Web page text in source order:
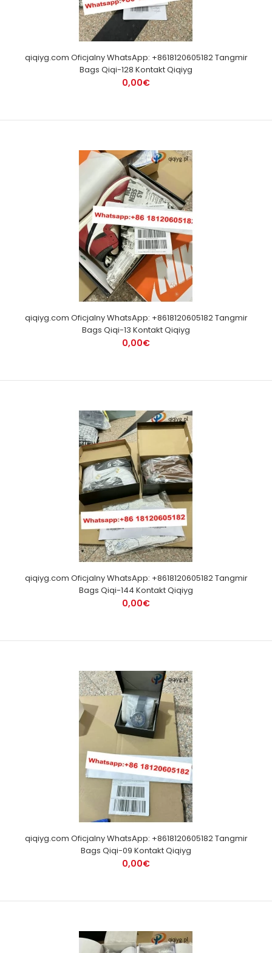
qiqiyg.com Oficjalny WhatsApp: +8618120605182 Tangmir
Bags Qiqi-128 Kontakt Qiqiyg
0,00€
qiqiyg.com Oficjalny WhatsApp: +8618120605182 Tangmir
Bags Qiqi-13 Kontakt Qiqiyg
0,00€
qiqiyg.com Oficjalny WhatsApp: +8618120605182 Tangmir
Bags Qiqi-144 Kontakt Qiqiyg
0,00€
qiqiyg.com Oficjalny WhatsApp: +8618120605182 Tangmir
Bags Qiqi-09 Kontakt Qiqiyg
0,00€